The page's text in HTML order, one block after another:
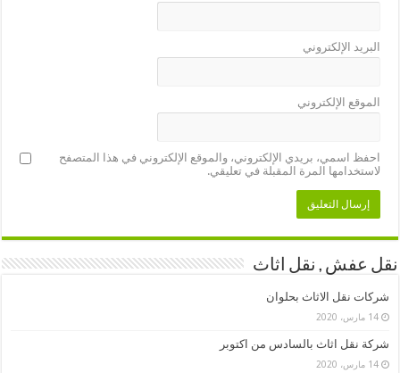
البريد الإلكتروني
الموقع الإلكتروني
احفظ اسمي، بريدي الإلكتروني، والموقع الإلكتروني في هذا المتصفح
لاستخدامها المرة المقبلة في تعليقي.
نقل عفش , نقل اثاث
شركات نقل الاثاث بحلوان
14 مارس، 2020
شركة نقل اثاث بالسادس من اكتوبر
14 مارس، 2020